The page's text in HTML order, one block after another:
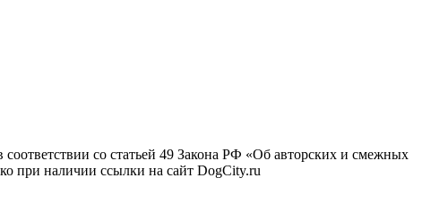
со статьей 49 Закона РФ «Об авторских и смежных
при наличии ссылки на сайт DogCity.ru